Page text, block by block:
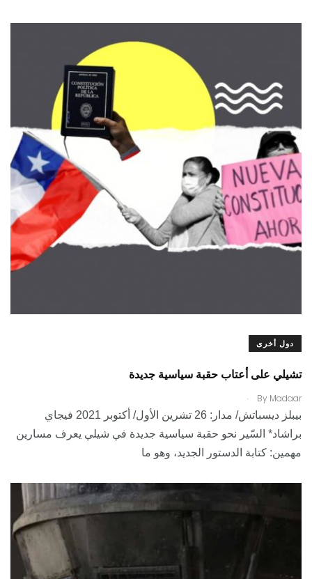
دول أخرى
تشيلي على أعتاب حقبة سياسية جديدة
By Madaar
.
بيبلز ديسباتش/ مدار: 26 تشرين الأول/ أكتوبر 2021 فيجاي
براشاد* السّير نحو حقبة سياسية جديدة في شيلي يعرف مسارين
مهمين: كتابة الدستور الجديد، وهو ما